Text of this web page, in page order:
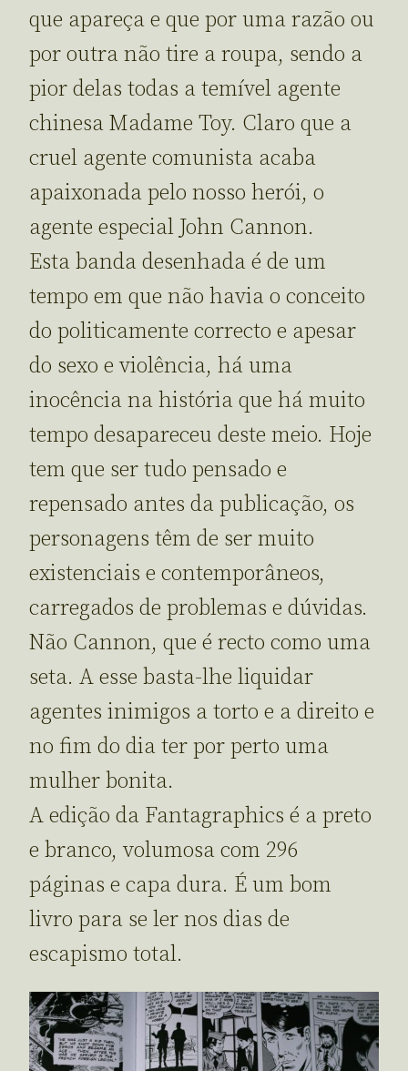
que apareça e que por uma razão ou
por outra não tire a roupa, sendo a
pior delas todas a temível agente
chinesa Madame Toy. Claro que a
cruel agente comunista acaba
apaixonada pelo nosso herói, o
agente especial John Cannon.
Esta banda desenhada é de um
tempo em que não havia o conceito
do politicamente correcto e apesar
do sexo e violência, há uma
inocência na história que há muito
tempo desapareceu deste meio. Hoje
tem que ser tudo pensado e
repensado antes da publicação, os
personagens têm de ser muito
existenciais e contemporâneos,
carregados de problemas e dúvidas.
Não Cannon, que é recto como uma
seta. A esse basta-lhe liquidar
agentes inimigos a torto e a direito e
no fim do dia ter por perto uma
mulher bonita.
A edição da Fantagraphics é a preto
e branco, volumosa com 296
páginas e capa dura. É um bom
livro para se ler nos dias de
escapismo total.